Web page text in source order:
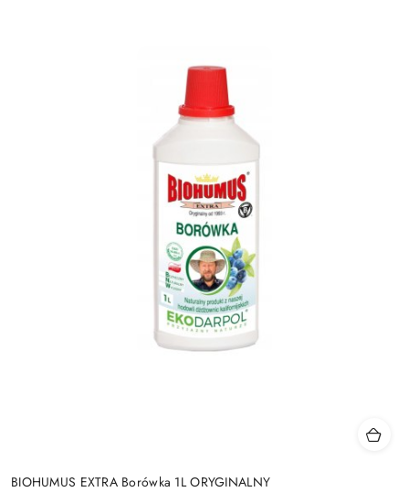
BIOHUMUS EXTRA Borówka 1L ORYGINALNY